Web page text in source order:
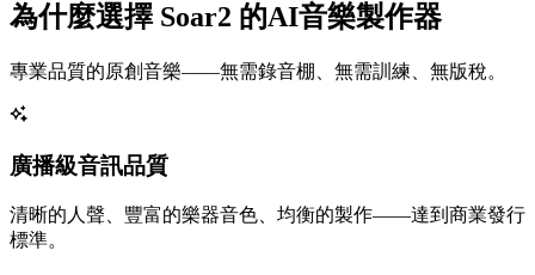
為什麼選擇 Soar2 的AI音樂製作器
專業品質的原創音樂——無需錄音棚、無需訓練、無版稅。
廣播級音訊品質
清晰的人聲、豐富的樂器音色、均衡的製作——達到商業發行
標準。